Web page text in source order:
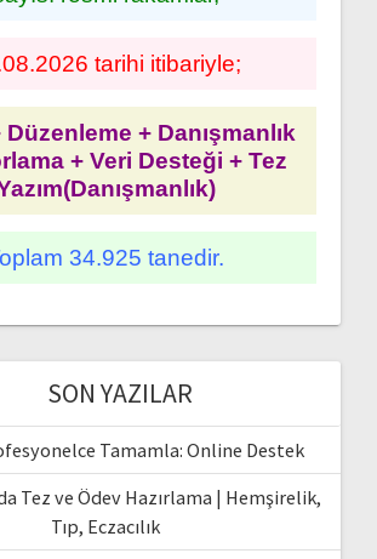
tarihi itibariyle;
Düzenleme + Danışmanlık
+ Veri Desteği + Tez
34.925 tanedir.
SON YAZILAR
Tamamla: Online Destek
Tez ve Ödev Hazırlama | Hemşirelik,
Tıp, Eczacılık